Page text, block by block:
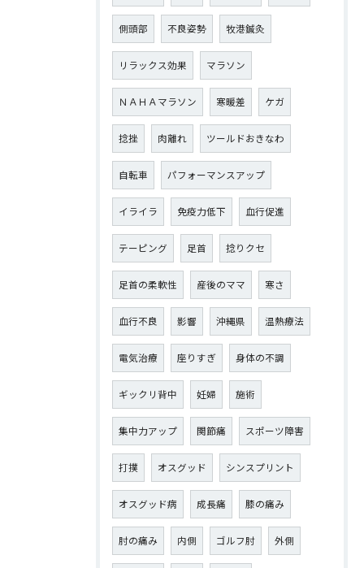
側頭部 不良姿勢 牧港鍼灸
リラックス効果 マラソン
ＮＡＨＡマラソン 寒暖差 ケガ
捻挫 肉離れ ツールドおきなわ
自転車 パフォーマンスアップ
イライラ 免疫力低下 血行促進
テーピング 足首 捻りクセ
足首の柔軟性 産後のママ 寒さ
血行不良 影響 沖縄県 温熱療法
電気治療 座りすぎ 身体の不調
ギックリ背中 妊婦 施術
集中力アップ 関節痛 スポーツ障害
打撲 オスグッド シンスプリント
オスグッド病 成長痛 膝の痛み
肘の痛み 内側 ゴルフ肘 外側